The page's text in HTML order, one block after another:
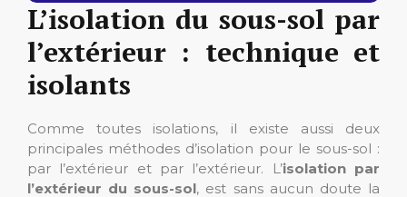
L’isolation du sous-sol par
l’extérieur : technique et
isolants
Comme toutes isolations, il existe aussi deux
principales méthodes d’isolation pour le sous-sol :
par l’extérieur et par l’extérieur. L’isolation par
l’extérieur du sous-sol, est sans aucun doute la